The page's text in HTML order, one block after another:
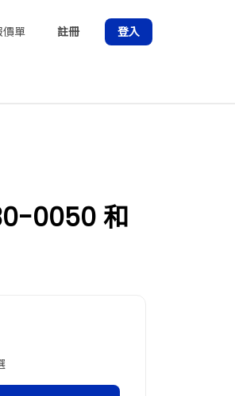
單 註冊 登入
0050 和